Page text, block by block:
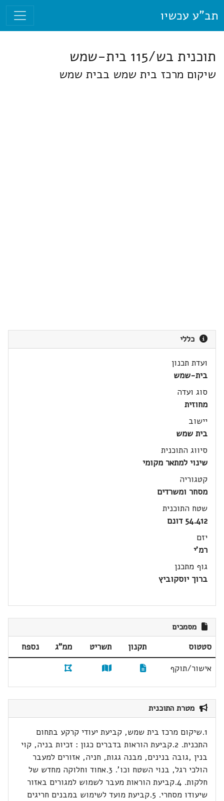
תב"ע עכשיו
תוכנית בש/115 בית-שמש
שיקום מרכז בית שמש בבית שמש
כללי
ועדת תכנון
בית-שמש
סוג ועדה
מחוזית
יישוב
בית שמש
סיווג התוכנית
שינוי למתאר מקומי
קטגוריה
מסחר ומשרדים
שטח התוכנית
54.412 דונם
יזם
רמ'י
גוף מתכנן
ברוך יוסקוביץ
מסמכים
סטטוס תקנון תשריט ממ"ג
נספח
אישור/תוקף
מטרת התוכנית
1.שיקום מרכז בית שמש, קביעת יעודי קרקע בתחום
התכנית. 2.קביעת הוראות בדברים כגון : זכיות בניה, קוי
בנין ,גובה בנינים, מבנה גגות, חניה, אזורים למעבר
הולכי רגל, בנוי השטח וכו'. 3.אחוד וחלוקה מחדש של
חלקות. 4.קביעת הוראות מעבר לשמוש למגורים באזור
שיעודו מסחרי. 5.קביעת מועד לשימוש במבנים חריגים